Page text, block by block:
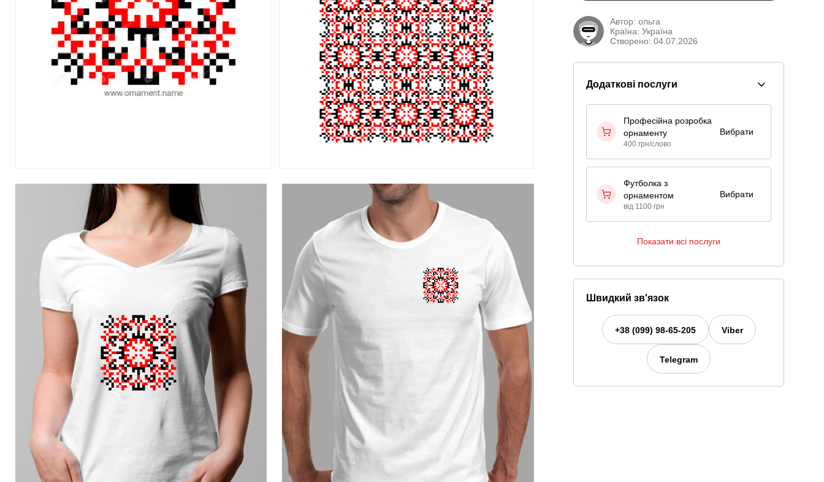
Автор:ольга
Країна: Україна
Створено: 04.07.2026
Додаткові послуги
Професійна розробка
орнаменту
400 грн/слово
Вибрати
Футболка з
орнаментом
від 1100 грн
Вибрати
Показати всі послуги
Швидкий зв'язок
+38 (099) 98-65-205 Viber
Telegram